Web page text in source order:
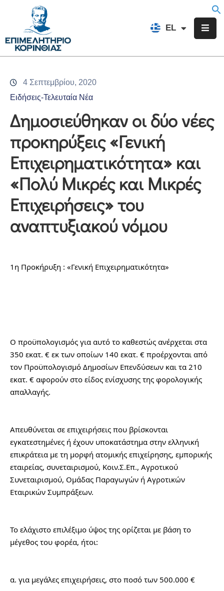
EL
FR
Επιμελητήριο
Υπηρεσίες
Προγράμματα
&
Εκδηλώσεις
Επικοινωνία
4 Σεπτεμβρίου, 2020
Ειδήσεις-Τελευταία Νέα
Δημοσιεύθηκαν οι δύο νέες
προκηρύξεις «Γενική
Επιχειρηματικότητα» και
«Πολύ Μικρές και Μικρές
Επιχειρήσεις» του
αναπτυξιακού νόμου
1η Προκήρυξη : «Γενική Επιχειρηματικότητα»
Ο προϋπολογισμός για αυτό το καθεστώς ανέρχεται στα
350 εκατ. € εκ των οποίων 140 εκατ. € προέρχονται από
τον Προϋπολογισμό Δημοσίων Επενδύσεων και τα 210
εκατ. € αφορούν στο είδος ενίσχυσης της φορολογικής
απαλλαγής.
Απευθύνεται σε επιχειρήσεις που βρίσκονται
εγκατεστημένες ή έχουν υποκατάστημα στην ελληνική
επικράτεια με τη μορφή ατομικής επιχείρησης, εμπορικής
εταιρείας, συνεταιρισμού, Κοιν.Σ.Επ., Αγροτικού
Συνεταιρισμού, Ομάδας Παραγωγών ή Αγροτικών
Εταιρικών Συμπράξεων.
Το ελάχιστο επιλέξιμο ύψος της ορίζεται με βάση το
μέγεθος του φορέα, ήτοι:
α. για μεγάλες επιχειρήσεις, στο ποσό των 500.000 €